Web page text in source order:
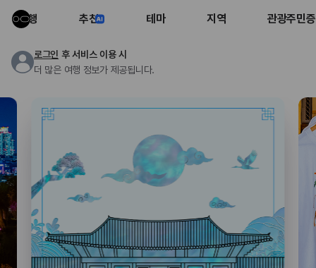
여행 추천 테마 지역 관광주민증
로그인 후 서비스 이용 시
더 많은 여행 정보가 제공됩니다.